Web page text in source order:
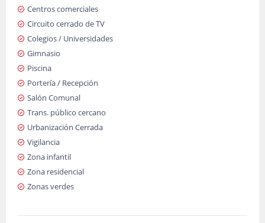
Centros comerciales
Circuito cerrado de TV
Colegios / Universidades
Gimnasio
Piscina
Portería / Recepción
Salón Comunal
Trans. público cercano
Urbanización Cerrada
Vigilancia
Zona infantil
Zona residencial
Zonas verdes